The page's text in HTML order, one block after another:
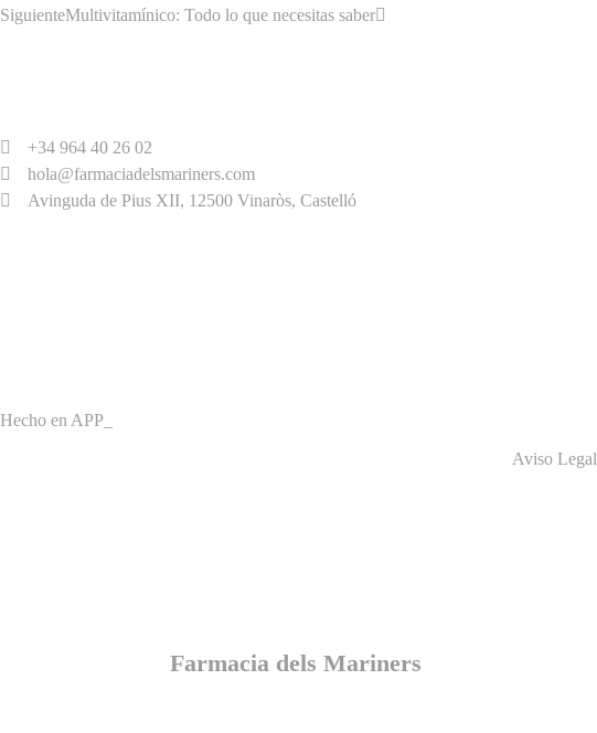
SiguienteMultivitamínico: Todo lo que necesitas saber
+34 964 40 26 02
hola@farmaciadelsmariners.com
Avinguda de Pius XII, 12500 Vinaròs, Castelló
Hecho en APP_
Aviso Legal
Farmacia dels Mariners